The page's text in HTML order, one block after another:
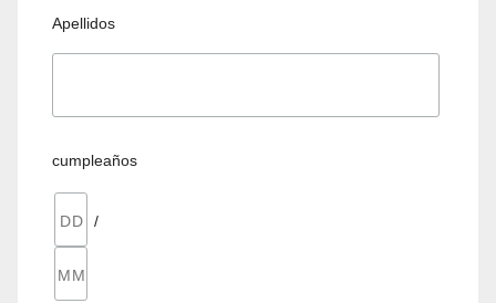
Apellidos
cumpleaños
/